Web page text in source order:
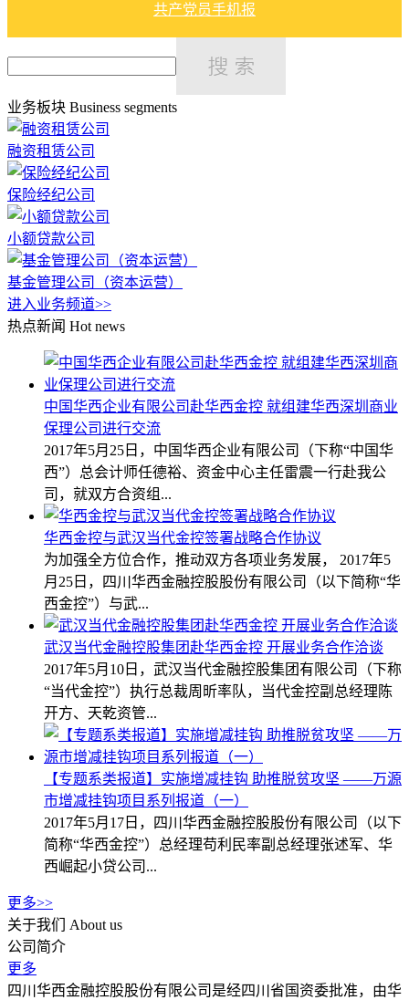
共产党员手机报
业务板块 Business segments
融资租赁公司
保险经纪公司
小额贷款公司
基金管理公司（资本运营）
进入业务频道>>
热点新闻 Hot news
中国华西企业有限公司赴华西金控 就组建华西深圳商业
保理公司进行交流
2017年5月25日，中国华西企业有限公司（下称“中国华
西”）总会计师任德裕、资金中心主任雷震一行赴我公
司，就双方合资组...
华西金控与武汉当代金控签署战略合作协议
为加强全方位合作，推动双方各项业务发展， 2017年5
月25日，四川华西金融控股股份有限公司（以下简称“华
西金控”）与武...
武汉当代金融控股集团赴华西金控 开展业务合作洽谈
2017年5月10日，武汉当代金融控股集团有限公司（下称
“当代金控”）执行总裁周昕率队，当代金控副总经理陈
开方、天乾资管...
【专题系类报道】实施增减挂钩 助推脱贫攻坚 ——万源
市增减挂钩项目系列报道（一）
2017年5月17日，四川华西金融控股股份有限公司（以下
简称“华西金控”）总经理苟利民率副总经理张述军、华
西崛起小贷公司...
更多>>
关于我们
About us
公司简介
更多
四川华西金融控股股份有限公司是经四川省国资委批准，由华